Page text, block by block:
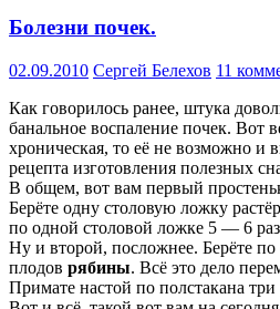
Болезни почек.
02.09.2010 Сергей Белехов 11
Как говорилось ранее, штука
банальное воспаление почек. Вот
хроническая, то её не возможно и
рецепта изготовления полезных
В общем, вот вам первый
Берёте одну столовую ложку
по одной столовой ложке 5 — 6
Ну и второй, посложнее. Берёте по
плодов рябины. Всё это дело
Примате настой по полстакана три